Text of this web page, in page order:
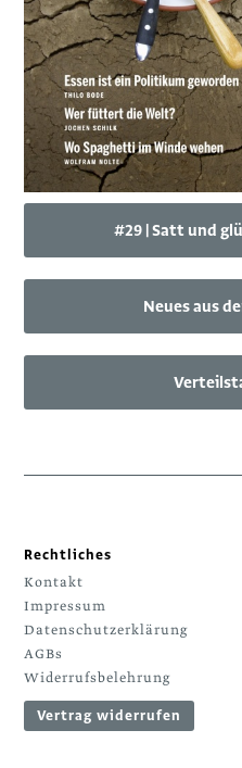
#29 | Satt und
Neues aus
Rechtliches
Kontakt
Impressum
Datenschutzerklärung
AGBs
Widerrufsbelehrung
Vertrag widerrufen